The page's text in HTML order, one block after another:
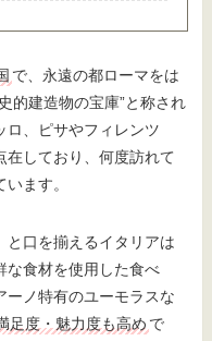
で、永遠の都ローマをは
的建造物の宝庫”と称され
ロ、ピサやフィレンツ
在しており、何度訪れて
ます。
と口を揃えるイタリアは
な食材を使用した食べ
ーノ特有のユーモラスな
足度・魅力度も高め で